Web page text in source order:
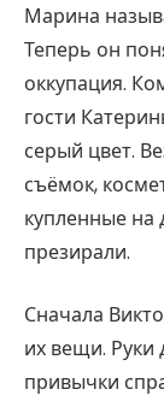
Марина
Теперь он
оккупация.
гости
серый цвет.
съёмок,
купленные на
презирали.
Сначала
их вещи. Руки
привычки